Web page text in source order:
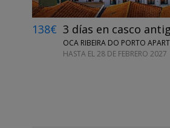
138€ 3 días en casco
OCA RIBEIRA DO PORTO
HASTA EL 28 DE FEBRERO 2027